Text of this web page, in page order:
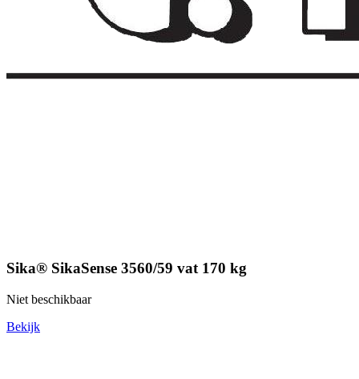
Sika® SikaSense 3560/59 vat 170 kg
Niet beschikbaar
Bekijk